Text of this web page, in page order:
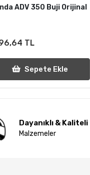
ADV 350 Buji Orijinal
TL
Sepete Ekle
Dayanıklı & Kaliteli
Malzemeler